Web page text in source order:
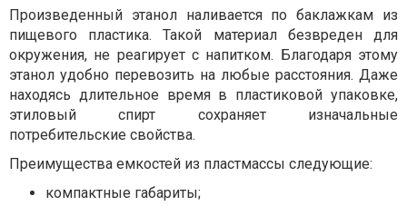
Произведенный этанол наливается по баклажкам из
пищевого пластика. Такой материал безвреден для
окружения, не реагирует с напитком. Благодаря этому
этанол удобно перевозить на любые расстояния. Даже
находясь длительное время в пластиковой упаковке,
этиловый спирт сохраняет изначальные
потребительские свойства.
Преимущества емкостей из пластмассы следующие:
компактные габариты;